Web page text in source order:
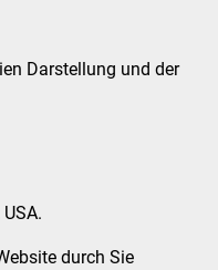
Darstellung und der
durch Sie